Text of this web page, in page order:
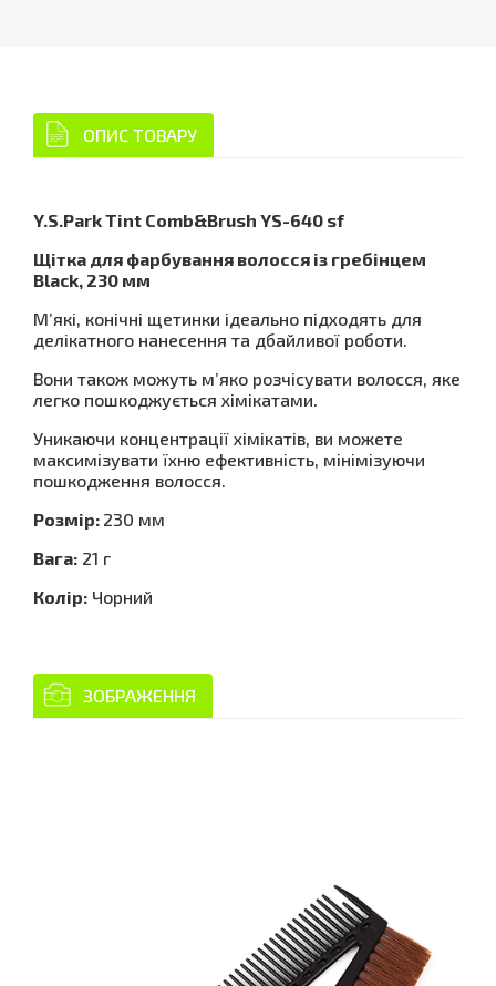
ОПИС ТОВАРУ
Y.S.Park Tint Comb&Brush YS-640 sf
Щітка для фарбування волосся із гребінцем
Black, 230 мм
М’які, конічні щетинки ідеально підходять для
делікатного нанесення та дбайливої ​​роботи.
Вони також можуть м’яко розчісувати волосся, яке
легко пошкоджується хімікатами.
Уникаючи концентрації хімікатів, ви можете
максимізувати їхню ефективність, мінімізуючи
пошкодження волосся.
Розмір: 230 мм
Вага: 21 г
Колір: Чорний
ЗОБРАЖЕННЯ